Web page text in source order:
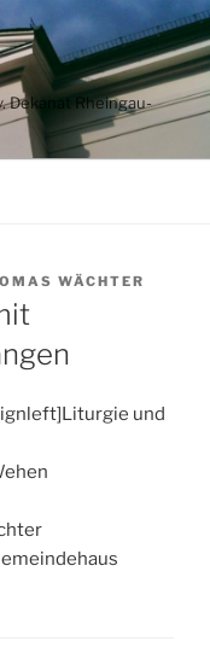
Dekanat Rheingau-
WÄCHTER
und